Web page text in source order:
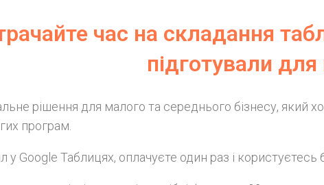
час на складання
підготували для
рішення для малого та середнього бізнесу, який
програм.
Google Таблицях, оплачуєте один раз і користуєтесь